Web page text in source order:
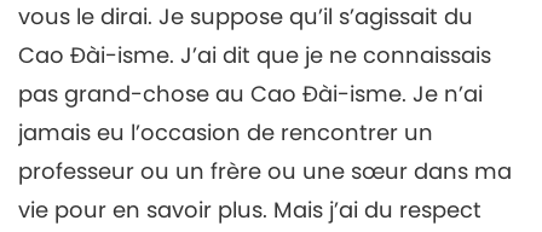
2024-09-24
6
25:48
Le fantôme zélé déclarant à
Maitreya, partie 6/9
Entre Maître et disciples 2024-09-25 4361Vues
vous le dirai. Je suppose qu’il s’agissait du
Cao Đài-isme. J’ai dit que je ne connaissais
pas grand-chose au Cao Đài-isme. Je n’ai
jamais eu l’occasion de rencontrer un
professeur ou un frère ou une sœur dans ma
vie pour en savoir plus. Mais j’ai du respect